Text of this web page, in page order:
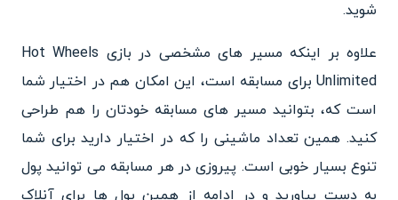
شوید.
علاوه بر اینکه مسیر های مشخصی در بازی Hot Wheels
Unlimited برای مسابقه است، این امکان هم در اختیار شما
است که، بتوانید مسیر های مسابقه خودتان را هم طراحی
کنید. همین تعداد ماشینی را که در اختیار دارید برای شما
تنوع بسیار خوبی است. پیروزی در هر مسابقه می توانید پول
به دست بیاورید و در ادامه از همین پول ها برای آنلاک